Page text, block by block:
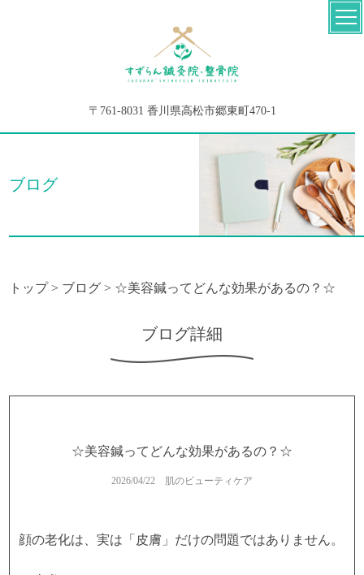
〒761-8031 香川県高松市郷東町470-1
ブログ
トップ> ブログ > ☆美容鍼ってどんな効果があるの？☆
ブログ詳細
☆美容鍼ってどんな効果があるの？☆
2026/04/22 肌のビューティケア
顔の老化は、実は「皮膚」だけの問題ではありません。